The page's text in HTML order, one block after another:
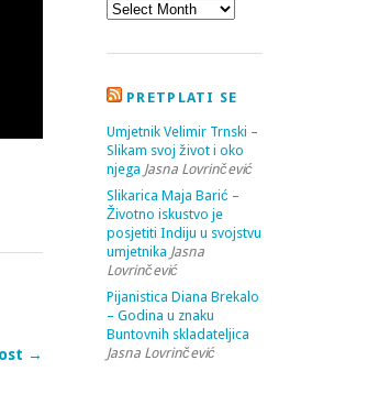
→
PRETPLATI SE
Umjetnik Velimir Trnski –
Slikam svoj život i oko
njega Jasna Lovrinčević
Slikarica Maja Barić –
Životno iskustvo je
posjetiti Indiju u svojstvu
umjetnika Jasna
Lovrinčević
Pijanistica Diana Brekalo
– Godina u znaku
Buntovnih skladateljica
Jasna Lovrinčević